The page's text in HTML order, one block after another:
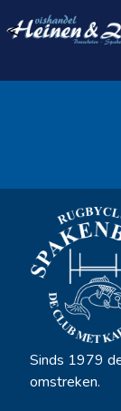
<
Sinds 1979
omstreken.